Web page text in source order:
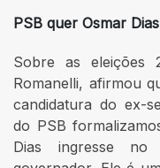
PSB quer Osmar
Sobre as eleições
Romanelli, afirmou
candidatura do ex-
do PSB
Dias ingresse